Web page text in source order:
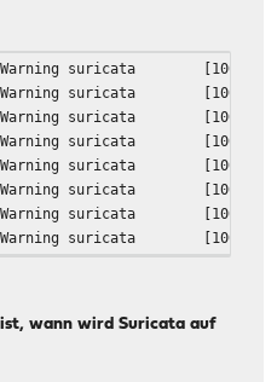
esnet/iperf
Warning suricata
Warning suricata
Warning suricata
Warning suricata
Warning suricata
Warning suricata
Warning suricata
Warning suricata
wann wird Suricata auf